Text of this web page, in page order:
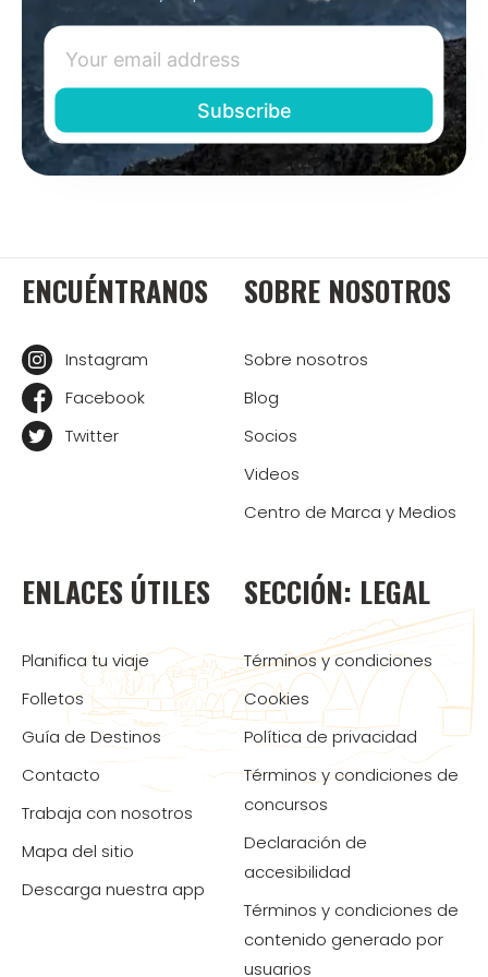
ENCUÉNTRANOS
Instagram
Facebook
Twitter
SOBRE NOSOTROS
Sobre nosotros
Blog
Socios
Videos
Centro de Marca y Medios
ENLACES ÚTILES
Planifica tu viaje
Folletos
Guía de Destinos
Contacto
Trabaja con nosotros
Mapa del sitio
Descarga nuestra app
SECCIÓN: LEGAL
Términos y condiciones
Cookies
Política de privacidad
Términos y condiciones de
concursos
Declaración de
accesibilidad
Términos y condiciones de
contenido generado por
usuarios